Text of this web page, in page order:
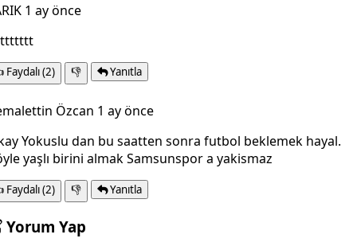
1 ay önce
Faydalı(2) 👎 Yanıtla
Özcan 1 ay önce
Yokuslu dan bu saatten sonra futbol beklemek hayal.
yaşlı birini almak Samsunspor a yakismaz
Faydalı(2) 👎 Yanıtla
Yorum Yap